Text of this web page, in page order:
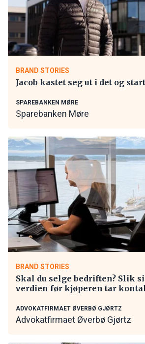
BRAND STORIES
Jacob kastet seg ut i det og
SPAREBANKEN MØRE
Sparebanken Møre
BRAND STORIES
Skal du selge bedriften? Slik
verdien før kjøperen tar
ADVOKATFIRMAET ØVERBØ GJØRTZ
Advokatfirmaet Øverbø Gjørtz